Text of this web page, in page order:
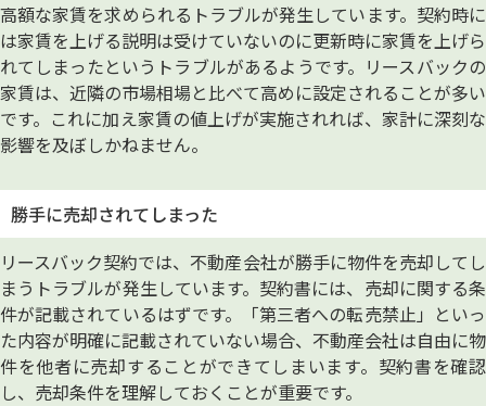
高額な家賃を求められるトラブルが発生しています。契約時に
は家賃を上げる説明は受けていないのに更新時に家賃を上げら
れてしまったというトラブルがあるようです。リースバックの
家賃は、近隣の市場相場と比べて高めに設定されることが多い
です。これに加え家賃の値上げが実施されれば、家計に深刻な
影響を及ぼしかねません。
勝手に売却されてしまった
リースバック契約では、不動産会社が勝手に物件を売却してし
まうトラブルが発生しています。契約書には、売却に関する条
件が記載されているはずです。「第三者への転売禁止」といっ
た内容が明確に記載されていない場合、不動産会社は自由に物
件を他者に売却することができてしまいます。契約書を確認
し、売却条件を理解しておくことが重要です。